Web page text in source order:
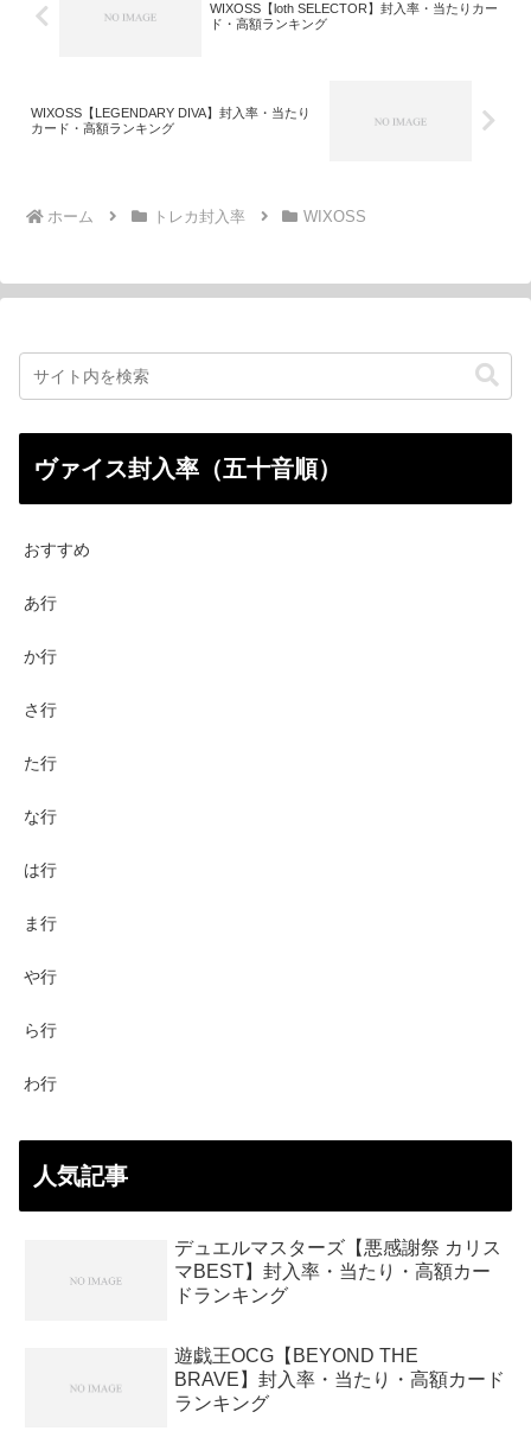
WIXOSS【loth SELECTOR】封入率・当たりカー
ド・高額ランキング
WIXOSS【LEGENDARY DIVA】封入率・当たり
カード・高額ランキング
ホーム トレカ封入率 WIXOSS
ヴァイス封入率（五十音順）
おすすめ
あ行
か行
さ行
た行
な行
は行
ま行
や行
ら行
わ行
人気記事
デュエルマスターズ【悪感謝祭 カリス
マBEST】封入率・当たり・高額カー
ドランキング
遊戯王OCG【BEYOND THE
BRAVE】封入率・当たり・高額カード
ランキング